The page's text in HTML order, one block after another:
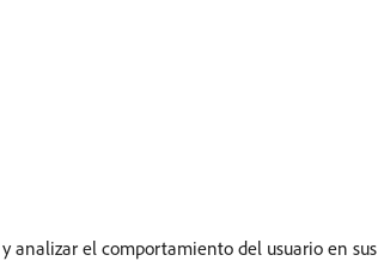
analizar el comportamiento del usuario en sus